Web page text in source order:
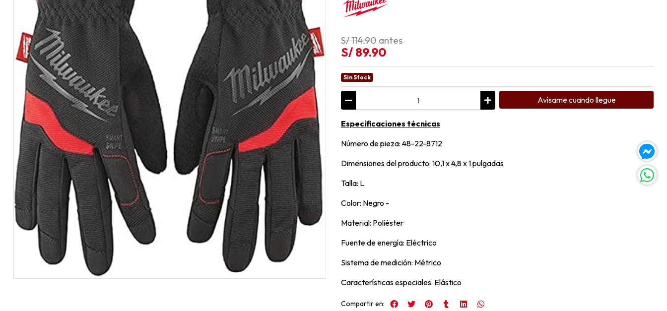
S/ 114.90 antes
S/ 89.90
Sin Stock
Avísame cuando llegue
Especificaciones técnicas
Número de pieza: ‎48-22-8712
Dimensiones del producto‎: 10,1 x 4,8 x 1 pulgadas
Talla: ‎L
Color: ‎Negro -
Material: ‎Poliéster
Fuente de energía‎: Eléctrico
Sistema de medición‎: Métrico
Características especiales‎: Elástico
Compartir en: